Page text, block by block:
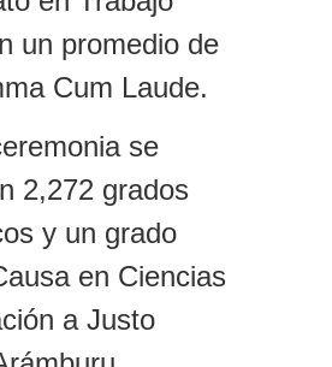
un promedio de
Cum Laude.
se
2,272 grados
y un grado
en Ciencias
a Justo